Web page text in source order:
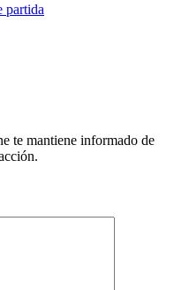
partida
te mantiene informado de